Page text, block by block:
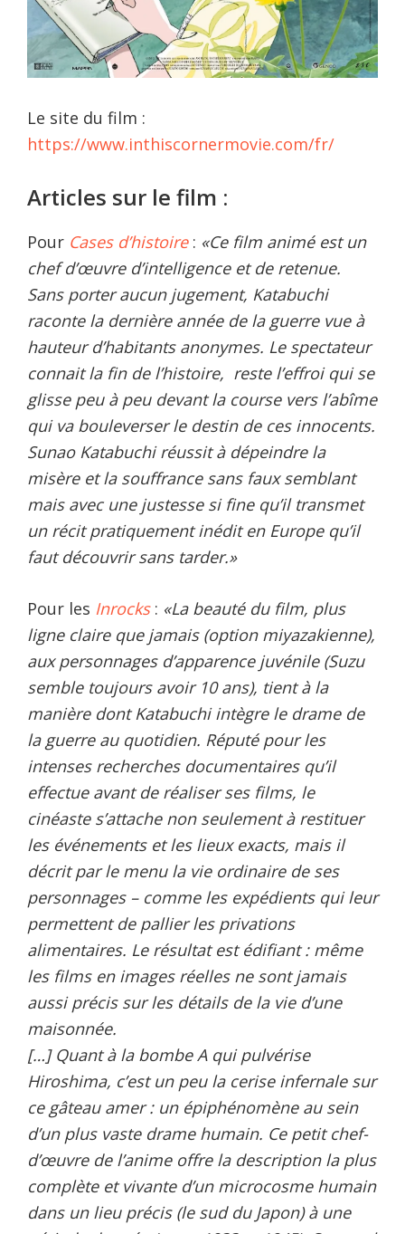
Le site du film :
https://www.inthiscornermovie.com/fr/
Articles sur le film :
Pour Cases d’histoire: «Ce film animé est un
chef d’œuvre d’intelligence et de retenue.
Sans porter aucun jugement, Katabuchi
raconte la dernière année de la guerre vue à
hauteur d’habitants anonymes. Le spectateur
connait la fin de l’histoire, reste l’effroi qui se
glisse peu à peu devant la course vers l’abîme
qui va bouleverser le destin de ces innocents.
Sunao Katabuchi réussit à dépeindre la
misère et la souffrance sans faux semblant
mais avec une justesse si fine qu’il transmet
un récit pratiquement inédit en Europe qu’il
faut découvrir sans tarder.»
Pour les Inrocks: «La beauté du film, plus
ligne claire que jamais (option miyazakienne),
aux personnages d’apparence juvénile (Suzu
semble toujours avoir 10 ans), tient à la
manière dont Katabuchi intègre le drame de
la guerre au quotidien. Réputé pour les
intenses recherches documentaires qu’il
effectue avant de réaliser ses films, le
cinéaste s’attache non seulement à restituer
les événements et les lieux exacts, mais il
décrit par le menu la vie ordinaire de ses
personnages – comme les expédients qui leur
permettent de pallier les privations
alimentaires. Le résultat est édifiant : même
les films en images réelles ne sont jamais
aussi précis sur les détails de la vie d’une
maisonnée.
[…] Quant à la bombe A qui pulvérise
Hiroshima, c’est un peu la cerise infernale sur
ce gâteau amer : un épiphénomène au sein
d’un plus vaste drame humain. Ce petit chef-
d’œuvre de l’anime offre la description la plus
complète et vivante d’un microcosme humain
dans un lieu précis (le sud du Japon) à une